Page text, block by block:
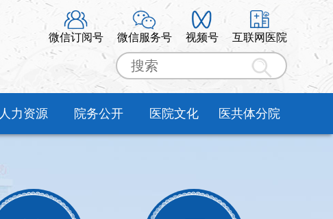
微信订阅号 微信服务号 视频号 互联网医院
人力资源 院务公开 医院文化 医共体分院